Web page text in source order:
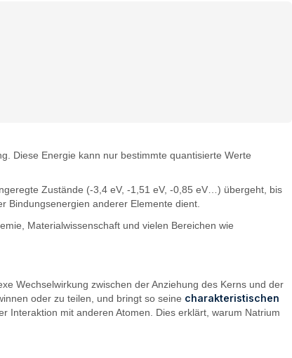
Diese Energie kann nur bestimmte quantisierte Werte
Zustände (-3,4 eV, -1,51 eV, -0,85 eV…) übergeht, bis
Bindungsenergien anderer Elemente dient.
Materialwissenschaft und vielen Bereichen wie
Wechselwirkung zwischen der Anziehung des Kerns und der
oder zu teilen, und bringt so seine charakteristischen
Interaktion mit anderen Atomen. Dies erklärt, warum Natrium